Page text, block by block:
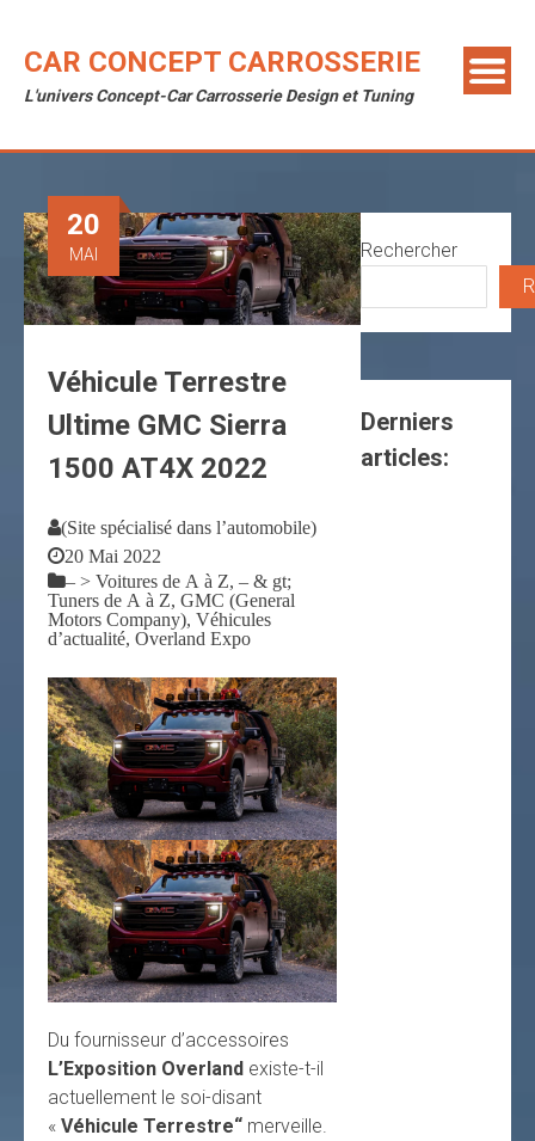
content
CAR CONCEPT CARROSSERIE
L'univers Concept-Car Carrosserie Design et Tuning
20
MAI
Véhicule Terrestre
Ultime GMC Sierra
1500 AT4X 2022
(Site spécialisé dans l’automobile)
20 Mai 2022
– > Voitures de A à Z, – & gt;
Tuners de A à Z, GMC (General
Motors Company), Véhicules
d’actualité, Overland Expo
Du fournisseur d’accessoires
L’Exposition Overland existe-t-il
actuellement le soi-disant
« Véhicule Terrestre“ merveille.
Rechercher
Derniers
articles: